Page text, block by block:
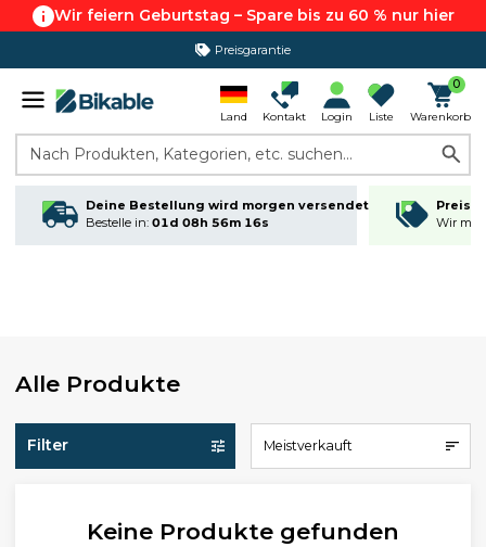
Wir feiern Geburtstag – Spare bis zu 60 % nur hier
Preisgarantie
Land Kontakt Login Liste
0
Warenkorb
Nach Produkten, Kategorien, etc. suchen...
Deine Bestellung wird morgen versendet
Bestelle in: 01d 08h 56m 16s
Wir
Alle Produkte
Filter Meistverkauft
Keine Produkte gefunden